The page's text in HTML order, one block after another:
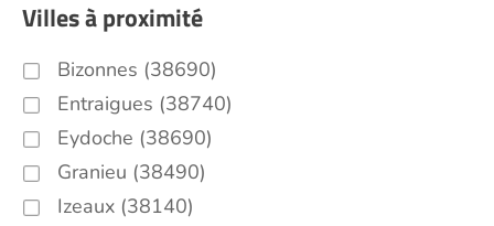
Villes à proximité
Bizonnes (38690)
Entraigues (38740)
Eydoche (38690)
Granieu (38490)
Izeaux (38140)